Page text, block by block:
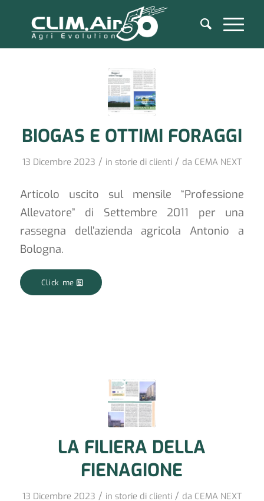
BIOGAS E OTTIMI FORAGGI
13 Dicembre 2023 / in storie di clienti / da CEMA NEXT
Articolo uscito sul mensile “Professione
Allevatore” di Settembre 2011 per una
rassegna dell’azienda agricola Antonio a
Bologna.
Click me
LA FILIERA DELLA
FIENAGIONE
13 Dicembre 2023 / in storie di clienti / da CEMA NEXT